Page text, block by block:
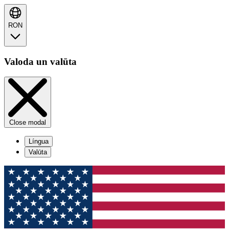
RON
Valoda un valūta
Close modal
Língua
Valūta